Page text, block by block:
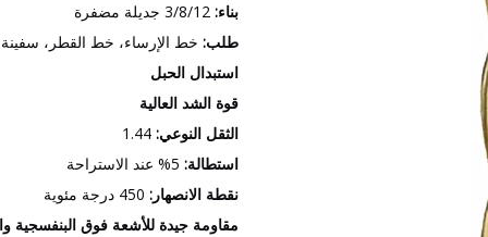
بناء: 3/8/12 جديلة مضفرة
طلب: خط الإرساء، خط القطر،
استبدال الحبل
قوة الشد العالية
الثقل النوعي: 1.44
استطالة: 5% عند الاستراحة
نقطة الانصهار: 450 درجة مئوية
مقاومة جيدة للأشعة فوق البنفسجية